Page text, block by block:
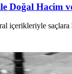
Doğal Hacim
içerikleriyle